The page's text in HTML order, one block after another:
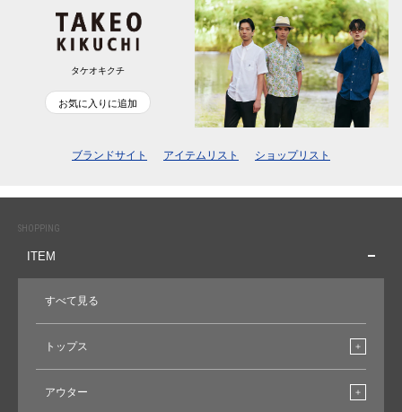
タケオキクチ
お気に入りに追加
ブランドサイト アイテムリスト ショップリスト
SHOPPING
ITEM
すべて見る
トップス
アウター